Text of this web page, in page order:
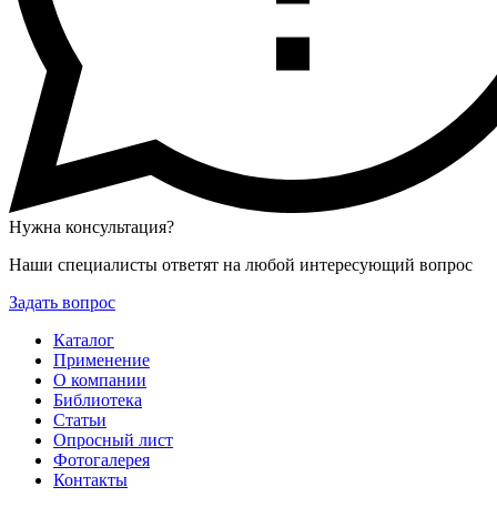
Нужна консультация?
Наши специалисты ответят на любой интересующий вопрос
Задать вопрос
Каталог
Применение
О компании
Библиотека
Статьи
Опросный лист
Фотогалерея
Контакты